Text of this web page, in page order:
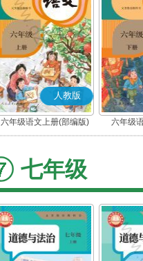
人教版
六年级语文上册(部编版) 六年级
七年级